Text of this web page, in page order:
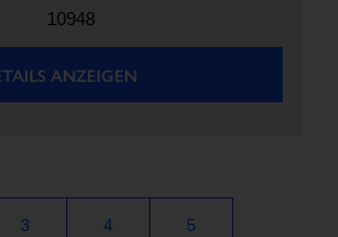
10948
ANZEIGEN
3 4 5